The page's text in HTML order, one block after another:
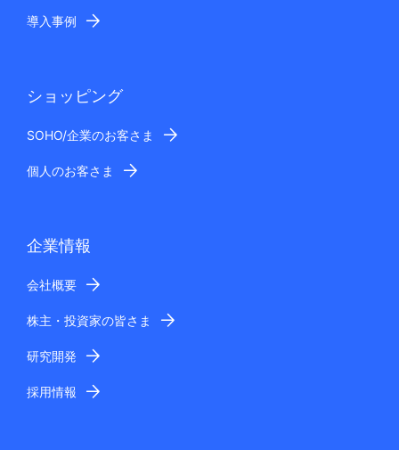
導入事例
ショッピング
SOHO/企業のお客さま
個人のお客さま
企業情報
会社概要
株主・投資家の皆さま
研究開発
採用情報